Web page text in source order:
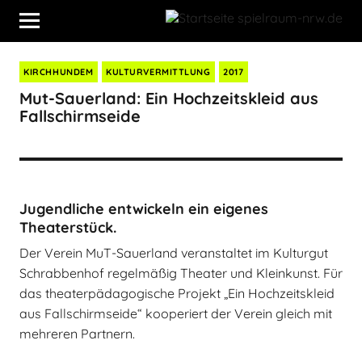
KIRCHHUNDEM KULTURVERMITTLUNG 2017
Mut-Sauerland: Ein Hochzeitskleid aus
Fallschirmseide
Jugendliche entwickeln ein eigenes
Theaterstück.
Der Verein MuT-Sauerland veranstaltet im Kulturgut
Schrabbenhof regelmäßig Theater und Kleinkunst. Für
das theaterpädagogische Projekt „Ein Hochzeitskleid
aus Fallschirmseide“ kooperiert der Verein gleich mit
mehreren Partnern.